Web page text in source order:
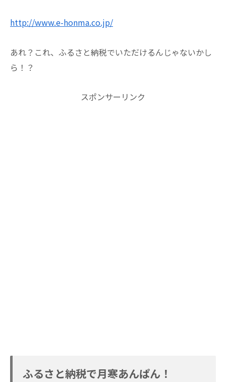
http://www.e-honma.co.jp/
あれ？これ、ふるさと納税でいただけるんじゃないかし
ら！？
スポンサーリンク
ふるさと納税で月寒あんぱん！